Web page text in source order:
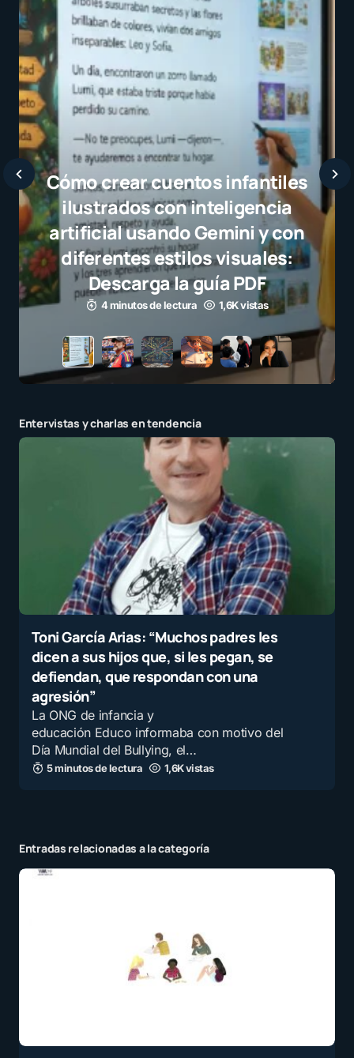
Javier Bardem elogia a la
selección campeona y destaca
el juego limpio como ejemplo
para millones de niños
3 minutos de lectura 1,1K vistas
Entervistas y charlas en tendencia
Toni García Arias: “Muchos padres les
dicen a sus hijos que, si les pegan, se
defiendan, que respondan con una
agresión”
La ONG de infancia y
educación Educo informaba con motivo del
Día Mundial del Bullying, el…
5 minutos de lectura 1,6K vistas
Entradas relacionadas a la categoría